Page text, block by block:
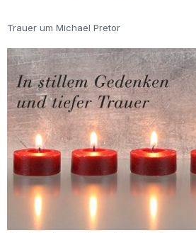
Trauer um Michael Pretor